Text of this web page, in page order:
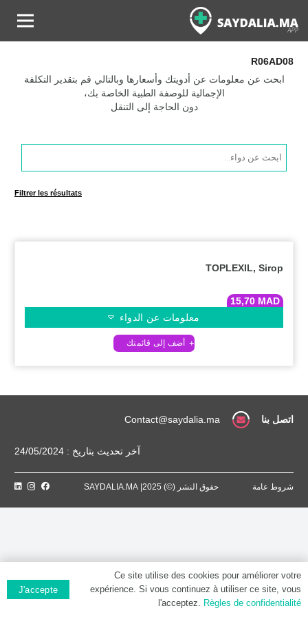
R06AD08
ابحث عن معلومات عن أدويتك وأسعارها وبالتالي قم بتقدير التكلفة
الإجمالية للوصفة الطبية الخاصة بك،
دون الحاجة إلى التنقل
Products
search
Filtrer les résultats
TOPLEXIL, Sirop
15,70 MAD
معلومات عن الدواء
اتصل بنا Contact@saydalia.ma
آخر تحديث بتاريخ : 24/05/2024
شروط عامة حقوق النشر (©) 2025| SAYDALIA.MA
Ce site utilise des cookies pour améliorer votre
expérience. Si vous continuez à utiliser ce site, vous
l'acceptez. Règles de confidentialité
J'accepte